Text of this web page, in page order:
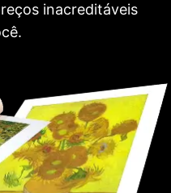
inacreditáveis